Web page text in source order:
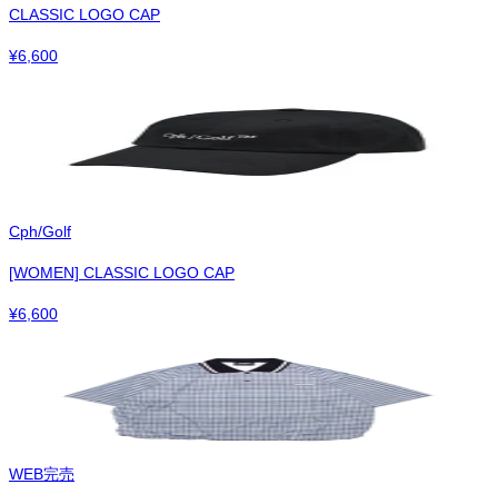
CLASSIC LOGO CAP
¥6,600
Cph/Golf
[WOMEN] CLASSIC LOGO CAP
¥6,600
WEB完売